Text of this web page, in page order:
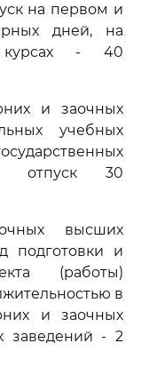
на первом и
дней, на
курсах - 40
и заочных
учебных
отпуск 30
высших
подготовки и
(работы)
в
и заочных
заведений - 2